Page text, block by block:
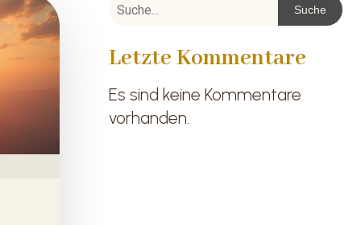
Suche
Letzte Kommentare
Es sind keine Kommentare
vorhanden.